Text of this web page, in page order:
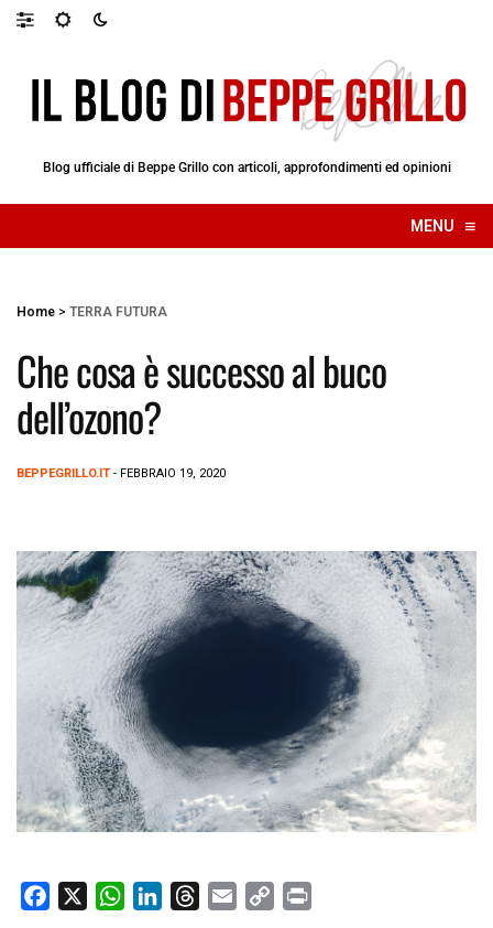
Blog ufficiale di Beppe Grillo con articoli, approfondimenti ed opinioni
MENU ≡
☰
Home > TERRA FUTURA
Che cosa è successo al buco
dell’ozono?
BEPPEGRILLO.IT - FEBBRAIO 19, 2020
W